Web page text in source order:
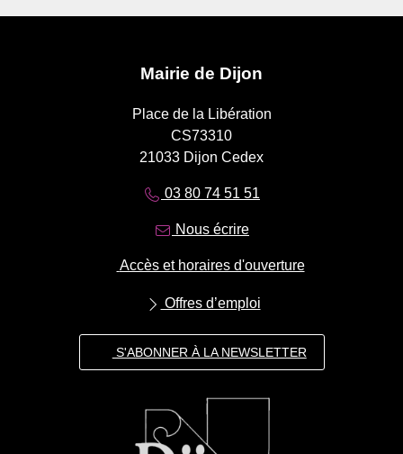
Mairie de Dijon
Place de la Libération
CS73310
21033 Dijon Cedex
03 80 74 51 51
Nous écrire
Accès et horaires d'ouverture
Offres d’emploi
S'ABONNER À LA NEWSLETTER